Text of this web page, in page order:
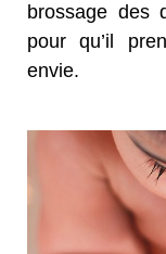
brossage des
pour qu’il
envie.